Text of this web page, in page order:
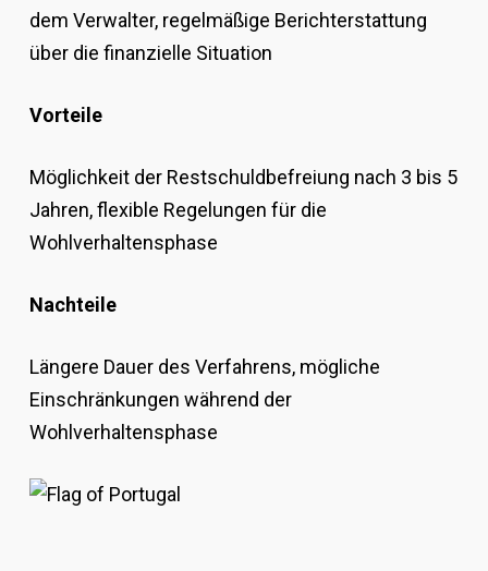
dem Verwalter, regelmäßige Berichterstattung
über die finanzielle Situation
Vorteile
Möglichkeit der Restschuldbefreiung nach 3 bis 5
Jahren, flexible Regelungen für die
Wohlverhaltensphase
Nachteile
Längere Dauer des Verfahrens, mögliche
Einschränkungen während der
Wohlverhaltensphase